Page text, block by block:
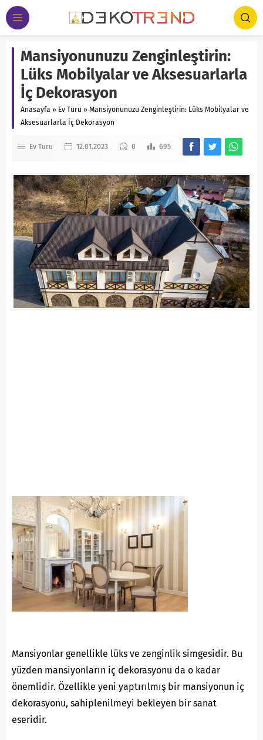
Mansiyonunuzu Zenginleştirin:
Lüks Mobilyalar ve Aksesuarlarla
İç Dekorasyon
Anasayfa » Ev Turu » Mansiyonunuzu Zenginleştirin: Lüks Mobilyalar ve
Aksesuarlarla İç Dekorasyon
Ev Turu 12.01.2023 0 695
Mansiyonlar genellikle lüks ve zenginlik simgesidir. Bu
yüzden mansiyonların iç dekorasyonu da o kadar
önemlidir. Özellikle yeni yaptırılmış bir mansiyonun iç
dekorasyonu, sahiplenilmeyi bekleyen bir sanat
eseridir.